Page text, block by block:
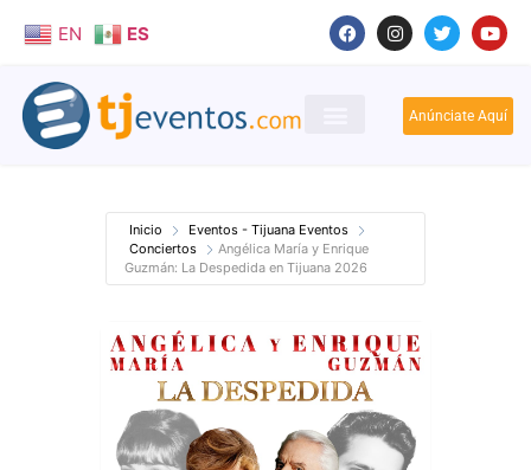
EN ES
Anúnciate Aquí
Inicio
Eventos - Tijuana Eventos
Conciertos
Angélica María y Enrique
Guzmán: La Despedida en Tijuana 2026